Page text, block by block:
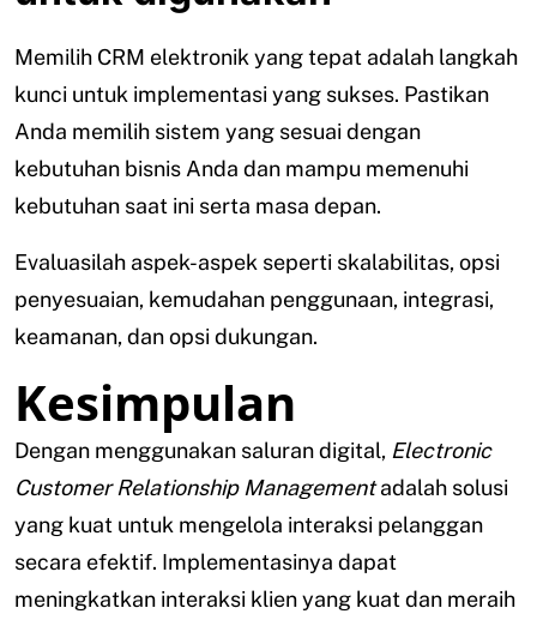
Memilih CRM elektronik yang tepat adalah langkah
kunci untuk implementasi yang sukses. Pastikan
Anda memilih sistem yang sesuai dengan
kebutuhan bisnis Anda dan mampu memenuhi
kebutuhan saat ini serta masa depan.
Evaluasilah aspek-aspek seperti skalabilitas, opsi
penyesuaian, kemudahan penggunaan, integrasi,
keamanan, dan opsi dukungan.
Kesimpulan
Dengan menggunakan saluran digital, Electronic
Customer Relationship Managementadalah solusi
yang kuat untuk mengelola interaksi pelanggan
secara efektif. Implementasinya dapat
meningkatkan interaksi klien yang kuat dan meraih